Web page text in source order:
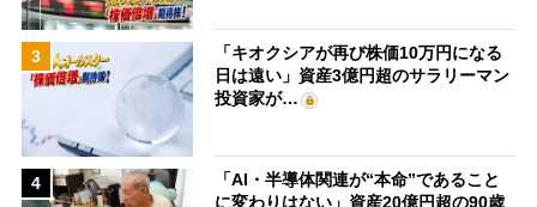
3
「キオクシアが再び株価10万円になる
日は遠い」資産3億円超のサラリーマン
投資家が…
4
「AI・半導体関連が“本命”であること
に変わりはない」資産20億円超の90歳